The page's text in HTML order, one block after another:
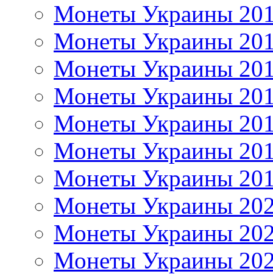
Монеты Украины
Монеты Украины
Монеты Украины
Монеты Украины
Монеты Украины
Монеты Украины
Монеты Украины
Монеты Украины
Монеты Украины
Монеты Украины